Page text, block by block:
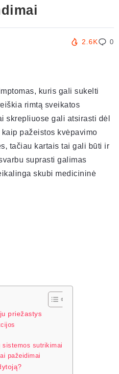
2.6K 0
kuris gali sukelti
rimtą sveikatos
skrepliuose gali atsirasti dėl
pažeistos kvėpavimo
tačiau kartais tai gali būti ir
suprasti galimas
skubi medicininė
priežastys
sutrikimai
pažeidimai